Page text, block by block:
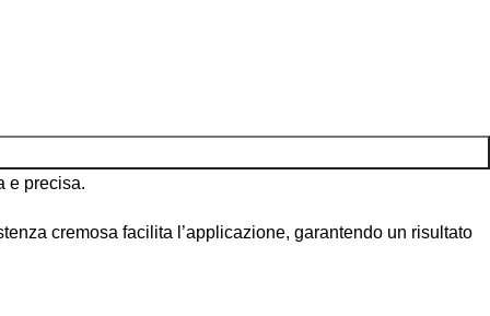
e precisa.
cremosa facilita l’applicazione, garantendo un risultato